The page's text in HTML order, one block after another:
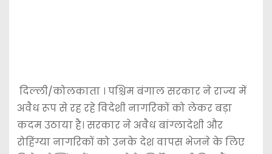
दिल्ली/कोलकाता । पश्चिम बंगालसरकार ने राज्य में
अवैध रूप से रह रहे विदेशी नागरिकों को लेकर बड़ा
कदम उठाया है। सरकार ने अवैध बांग्लादेशी और
रोहिंग्या नागरिकों को उनके देश वापस भेजने के लिए